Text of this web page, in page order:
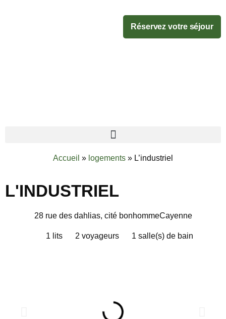
Réservez votre séjour
Accueil » logements » L’industriel
L'INDUSTRIEL
28 rue des dahlias, cité bonhommeCayenne
1 lits 2 voyageurs 1 salle(s) de bain